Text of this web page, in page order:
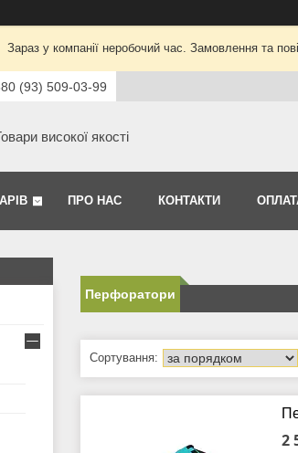
Зараз у компанії неробочий час. Замовлення та
(93) 509-03-99
високої якості
ПРО НАС КОНТАКТИ
Перфоратори
2